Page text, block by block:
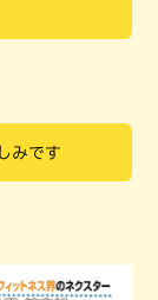
みです